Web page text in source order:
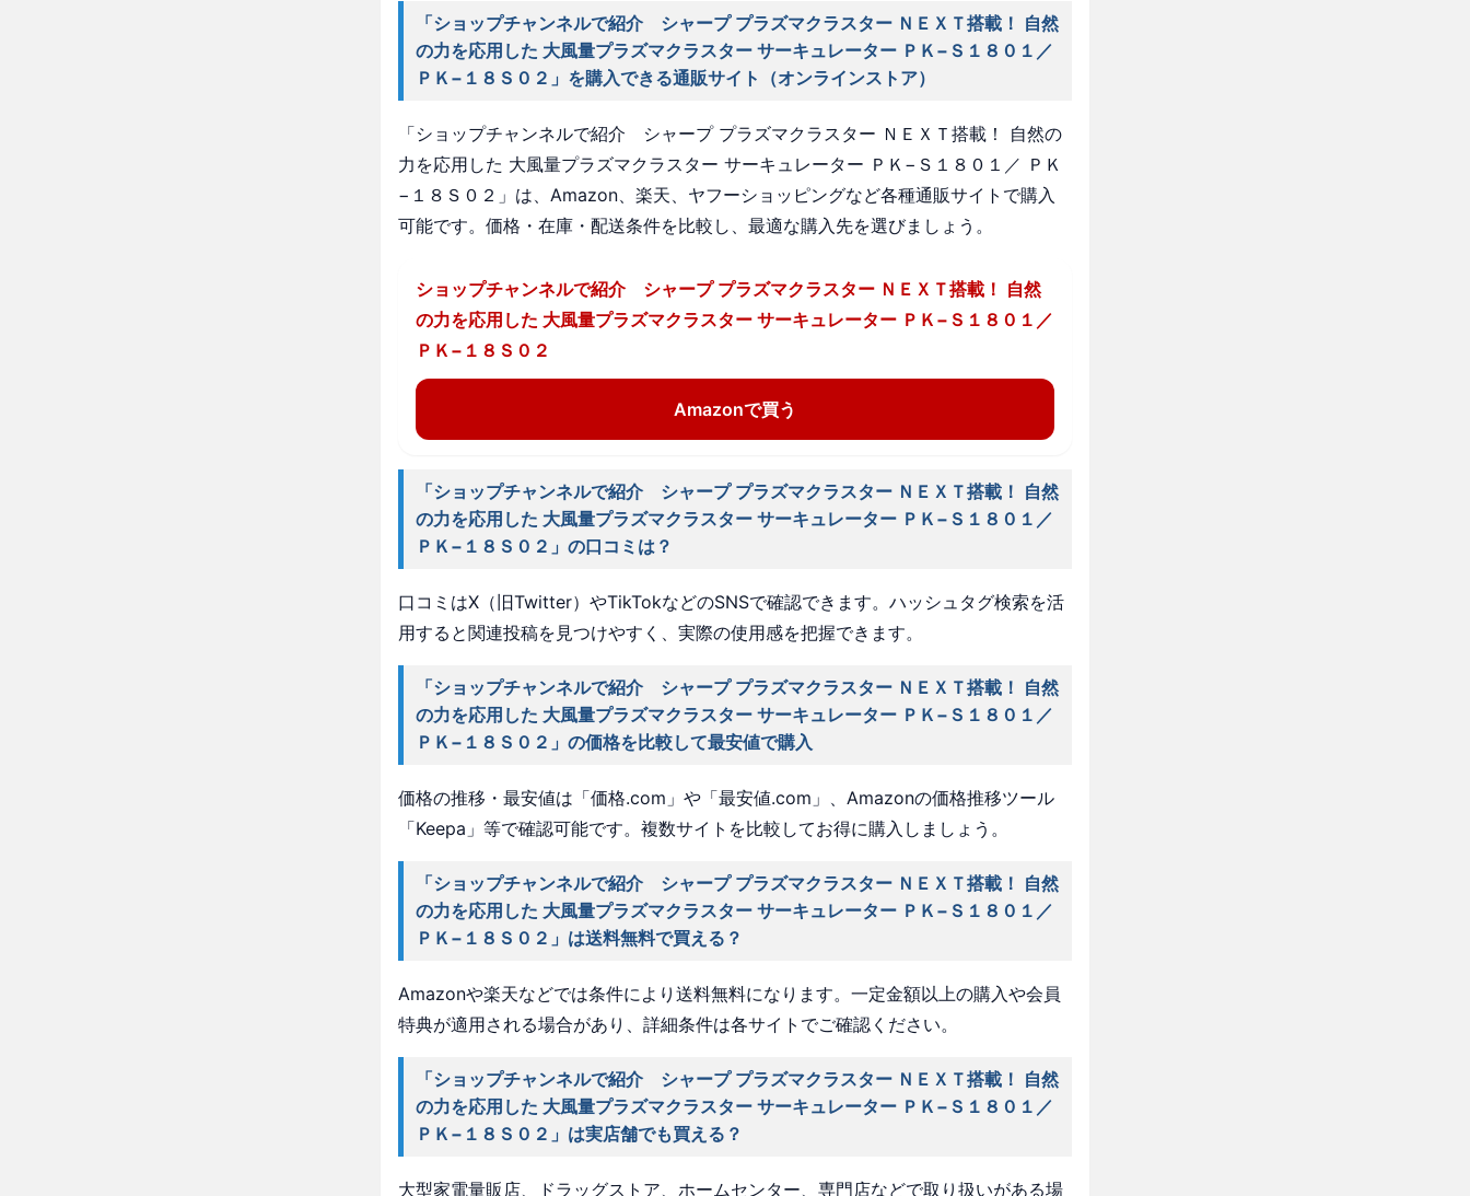
「ショップチャンネルで紹介 シャープ プラズマクラスター ＮＥＸＴ搭載！ 自然
の力を応用した 大風量プラズマクラスター サーキュレーター ＰＫ−Ｓ１８０１／
ＰＫ−１８Ｓ０２」を購入できる通販サイト（オンラインストア）
「ショップチャンネルで紹介 シャープ プラズマクラスター ＮＥＸＴ搭載！ 自然の
力を応用した 大風量プラズマクラスター サーキュレーター ＰＫ−Ｓ１８０１／ ＰＫ
−１８Ｓ０２」は、Amazon、楽天、ヤフーショッピングなど各種通販サイトで購入
可能です。価格・在庫・配送条件を比較し、最適な購入先を選びましょう。
ショップチャンネルで紹介 シャープ プラズマクラスター ＮＥＸＴ搭載！ 自然
の力を応用した 大風量プラズマクラスター サーキュレーター ＰＫ−Ｓ１８０１／
ＰＫ−１８Ｓ０２
Amazonで買う
「ショップチャンネルで紹介 シャープ プラズマクラスター ＮＥＸＴ搭載！ 自然
の力を応用した 大風量プラズマクラスター サーキュレーター ＰＫ−Ｓ１８０１／
ＰＫ−１８Ｓ０２」の口コミは？
口コミはX（旧Twitter）やTikTokなどのSNSで確認できます。ハッシュタグ検索を活
用すると関連投稿を見つけやすく、実際の使用感を把握できます。
「ショップチャンネルで紹介 シャープ プラズマクラスター ＮＥＸＴ搭載！ 自然
の力を応用した 大風量プラズマクラスター サーキュレーター ＰＫ−Ｓ１８０１／
ＰＫ−１８Ｓ０２」の価格を比較して最安値で購入
価格の推移・最安値は「価格.com」や「最安値.com」、Amazonの価格推移ツール
「Keepa」等で確認可能です。複数サイトを比較してお得に購入しましょう。
「ショップチャンネルで紹介 シャープ プラズマクラスター ＮＥＸＴ搭載！ 自然
の力を応用した 大風量プラズマクラスター サーキュレーター ＰＫ−Ｓ１８０１／
ＰＫ−１８Ｓ０２」は送料無料で買える？
Amazonや楽天などでは条件により送料無料になります。一定金額以上の購入や会員
特典が適用される場合があり、詳細条件は各サイトでご確認ください。
「ショップチャンネルで紹介 シャープ プラズマクラスター ＮＥＸＴ搭載！ 自然
の力を応用した 大風量プラズマクラスター サーキュレーター ＰＫ−Ｓ１８０１／
ＰＫ−１８Ｓ０２」は実店舗でも買える？
大型家電量販店、ドラッグストア、ホームセンター、専門店などで取り扱いがある場